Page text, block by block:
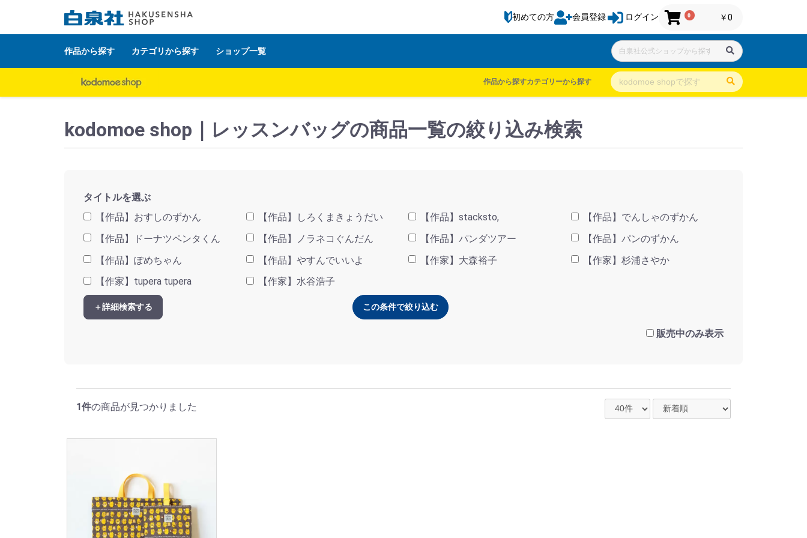
初めての方 会員登録 ログイン 0 ￥0
作品から探す カテゴリから探す ショップ一覧
作品から探すカテゴリーから探す
白泉社公式ショップ HAKUSENSHA SHOP
kodomoe shop｜レッスンバッグの商品一覧の絞り込み検索
タイトルを選ぶ
【作品】おすしのずかん
【作品】しろくまきょうだい 【作品】stacksto,
【作品】でんしゃのずかん
【作品】ドーナツペンタくん
【作品】ノラネコぐんだん 【作品】パンダツアー
【作品】パンのずかん
【作品】ぽめちゃん
【作品】やすんでいいよ 【作家】大森裕子
【作家】杉浦さやか
【作家】tupera tupera
【作家】水谷浩子
＋詳細検索する この条件で絞り込む
販売中のみ表示
1件の商品が見つかりました